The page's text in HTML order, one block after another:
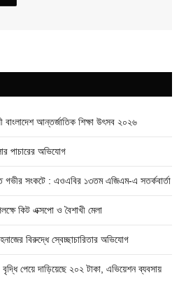
বাংলাদেশ আন্তর্জাতিক শিক্ষা উৎসব ২০২৬
পাচারের অভিযোগ
গভীর সংকটে : এওএবির ১৩তম এজিএম-এ সতর্কবার্তা
কিট এক্সপো ও বৈশাখী মেলা
বিরুদ্ধে স্বেচ্ছাচারিতার অভিযোগ
পেয়ে দাড়িয়েছে ২০২ টাকা, এভিয়েশন ব্যবসায়